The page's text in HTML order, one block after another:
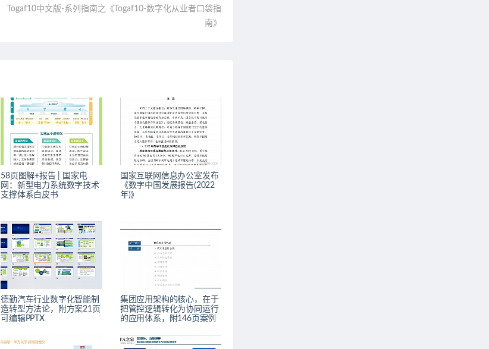
Togaf10中文版-系列指南之《Togaf10-数字化从业者口袋指
南》
58页图解+报告 | 国家电
网：新型电力系统数字技术
支撑体系白皮书
国家互联网信息办公室发布
《数字中国发展报告(2022
年)》
德勤汽车行业数字化智能制
造转型方法论，附方案21页
可编辑PPTX
集团应用架构的核心，在于
把管控逻辑转化为协同运行
的应用体系，附146页案例